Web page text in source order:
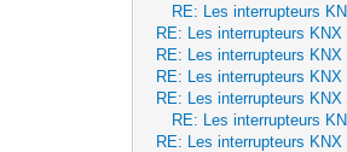
RE: Les interrupteurs
RE: Les interrupteurs KNX
RE: Les interrupteurs KNX
RE: Les interrupteurs KNX
RE: Les interrupteurs KNX
RE: Les interrupteurs
RE: Les interrupteurs KNX